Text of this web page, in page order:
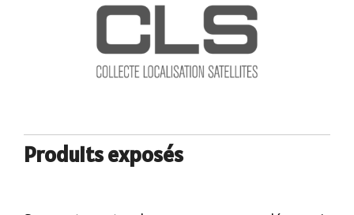
Produits exposés